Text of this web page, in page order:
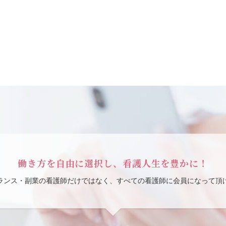
働き方を自由に選択し、看護人生を豊かに！
ンス・副業の看護師だけではなく、すべての看護師に会員になって頂